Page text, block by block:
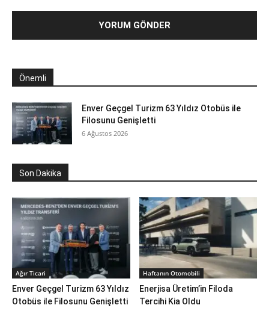
Önemli
Enver Geçgel Turizm 63 Yıldız Otobüs ile
Filosunu Genişletti
6 Ağustos 2026
Son Dakika
Ağır Ticari
Enver Geçgel Turizm 63 Yıldız
Otobüs ile Filosunu Genişletti
Haftanın Otomobili
Enerjisa Üretim’in Filoda
Tercihi Kia Oldu